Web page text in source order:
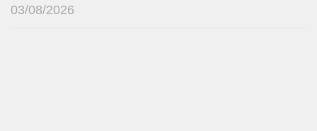
03/08/2026